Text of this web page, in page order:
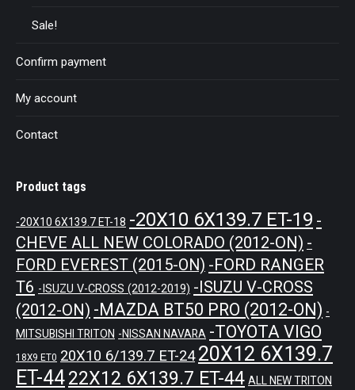
Sale!
Confirm payment
My account
Contact
Product tags
-20X10 6X139.7 ET-18 -20X10 6X139.7 ET-19 -
CHEVE ALL NEW COLORADO (2012-ON) -
FORD EVEREST (2015-ON) -FORD RANGER
T6 -ISUZU V-CROSS (2012-2019) -ISUZU V-CROSS
(2012-ON) -MAZDA BT50 PRO (2012-ON) -
MITSUBISHI TRITON -NISSAN NAVARA -TOYOTA VIGO
18X9 ET0 20X10 6/139.7 ET-24 20X12 6X139.7
ET-4422X12 6X139.7 ET-44 ALL NEW TRITON